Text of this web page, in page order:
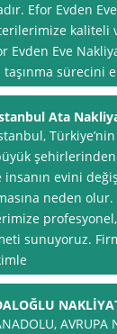
Efor Evden
kaliteli
Evden Eve
sürecini
Ata
evini
neden
profesyonel,
sunuyoruz.
AVRUPA